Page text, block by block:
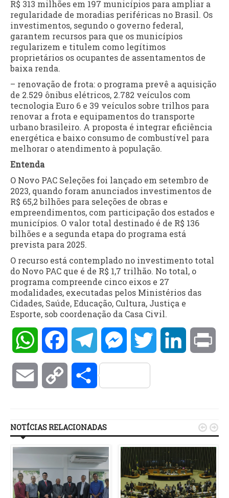
R$ 313 milhões em 197 municípios para ampliar a
regularidade de moradias periféricas no Brasil. Os
investimentos, segundo o governo federal,
garantem recursos para que os municípios
regularizem e titulem como legítimos
proprietários os ocupantes de assentamentos de
baixa renda.
– renovação de frota: o programa prevê a aquisição
de 2.529 ônibus elétricos, 2.782 veículos com
tecnologia Euro 6 e 39 veículos sobre trilhos para
renovar a frota e equipamentos do transporte
urbano brasileiro. A proposta é integrar eficiência
energética e baixo consumo de combustível para
melhorar o atendimento à população.
Entenda
O Novo PAC Seleções foi lançado em setembro de
2023, quando foram anunciados investimentos de
R$ 65,2 bilhões para seleções de obras e
empreendimentos, com participação dos estados e
municípios. O valor total destinado é de R$ 136
bilhões e a segunda etapa do programa está
prevista para 2025.
O recurso está contemplado no investimento total
do Novo PAC que é de R$ 1,7 trilhão. No total, o
programa compreende cinco eixos e 27
modalidades, executadas pelos Ministérios das
Cidades, Saúde, Educação, Cultura, Justiça e
Esporte, sob coordenação da Casa Civil.
WhatsAppFacebookTelegramMessengerTwitter LinkedIn
Email Copy Compartilhar
NOTÍCIAS RELACIONADAS  